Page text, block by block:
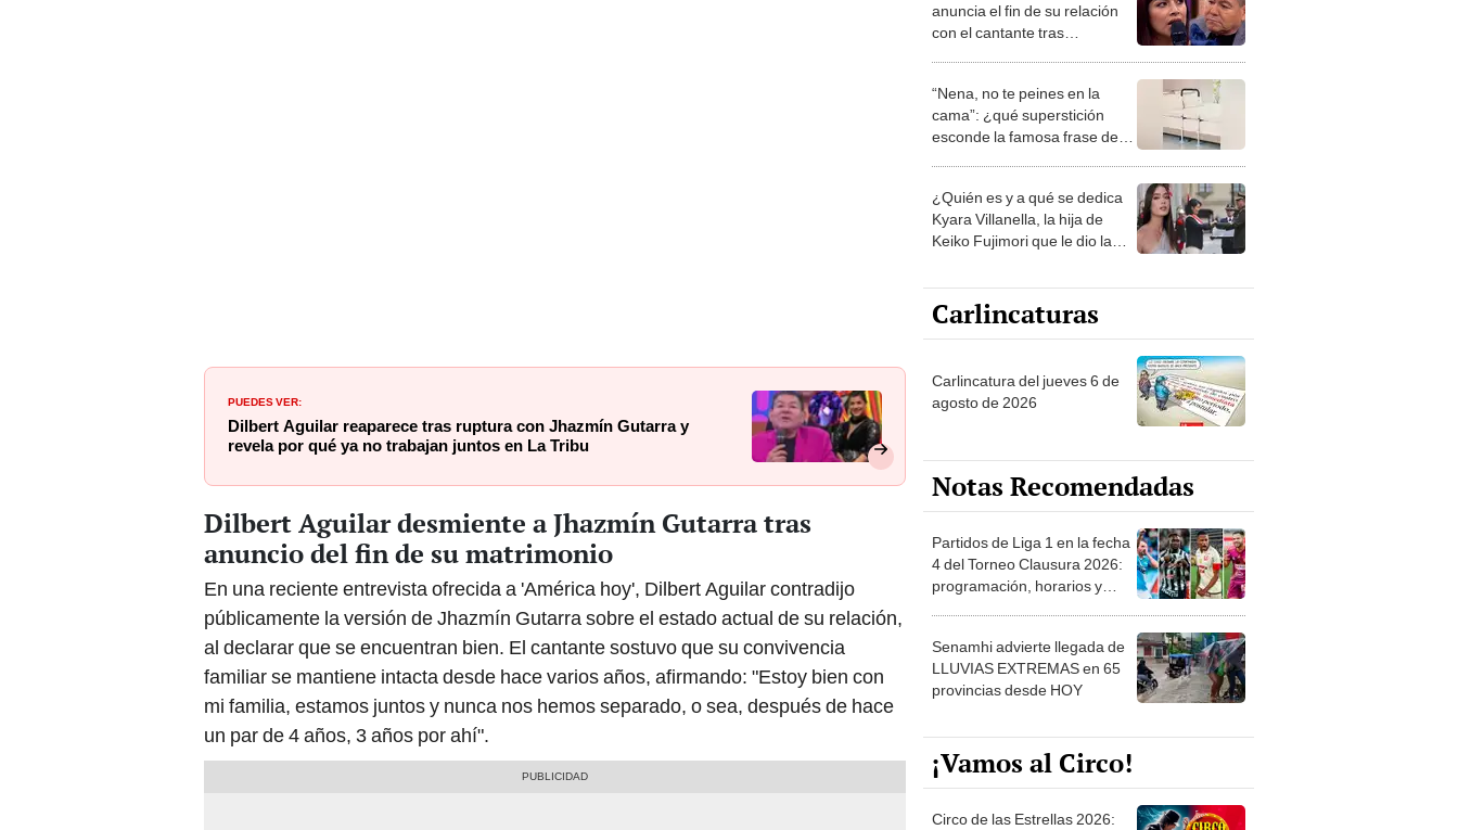
PUEDES VER:
Dilbert Aguilar reaparece tras ruptura con Jhazmín Gutarra y
revela por qué ya no trabajan juntos en La Tribu
Dilbert Aguilar desmiente a Jhazmín Gutarra tras
anuncio del fin de su matrimonio
En una reciente entrevista ofrecida a 'América hoy', Dilbert Aguilar contradijo
públicamente la versión de Jhazmín Gutarra sobre el estado actual de su relación,
al declarar que se encuentran bien. El cantante sostuvo que su convivencia
familiar se mantiene intacta desde hace varios años, afirmando: "Estoy bien con
mi familia, estamos juntos y nunca nos hemos separado, o sea, después de hace
un par de 4 años, 3 años por ahí".
anuncia el fin de su relación
con el cantante tras
costando"
“Nena, no te peines en la
cama”: ¿qué superstición
esconde la famosa frase de
¿Quién es y a qué se dedica
Kyara Villanella, la hija de
Keiko Fujimori que le dio la
Carlincaturas
Carlincatura del jueves 6 de
agosto de 2026
Notas Recomendadas
Partidos de Liga 1 en la fecha
4 del Torneo Clausura 2026:
programación, horarios y
Senamhi advierte llegada de
LLUVIAS EXTREMAS en 65
provincias desde HOY
¡Vamos al Circo!
Circo de las Estrellas 2026: